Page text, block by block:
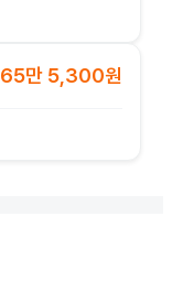
65만 5,300원